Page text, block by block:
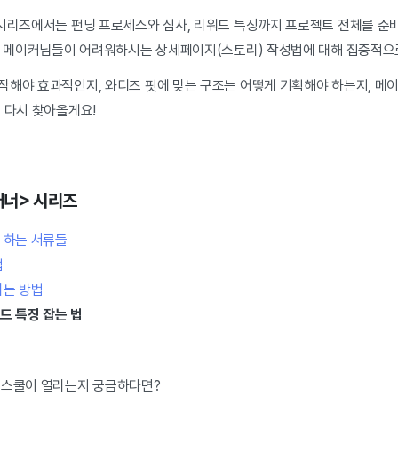
리즈에서는 펀딩 프로세스와 심사, 리워드 특징까지 프로젝트 전체를 준
이커님들이 어려워하시는 상세페이지(스토리) 작성법에 대해 집중적
해야 효과적인지, 와디즈 핏에 맞는 구조는 어떻게 기획해야 하는지, 메
시 찾아올게요!
> 시리즈
는 서류들
방법
특징 잡는 법
쿨이 열리는지 궁금하다면?